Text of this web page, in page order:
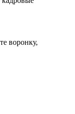
воронку,